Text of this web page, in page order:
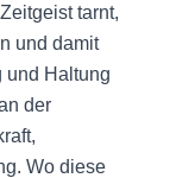
tarnt,
und damit
und Haltung
der
Wo diese